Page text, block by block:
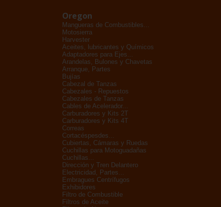
Oregon
Mangueras de Combustibles...
Motosierra
Harvester
Aceites, lubricantes y Químicos
Adaptadores para Ejes...
Arandelas, Bulones y Chavetas
Arranque, Partes
Bujías
Cabezal de Tanzas
Cabezales - Repuestos
Cabezales de Tanzas
Cables de Acelerador...
Carburadores y Kits 2T
Carburadores y Kits 4T
Correas
Cortacéspesdes...
Cubiertas, Cámaras y Ruedas
Cuchillas para Motoguadañas
Cuchillas...
Dirección y Tren Delantero
Electricidad, Partes...
Embragues Centrífugos
Exhibidores
Filtro de Combustible
Filtros de Aceite